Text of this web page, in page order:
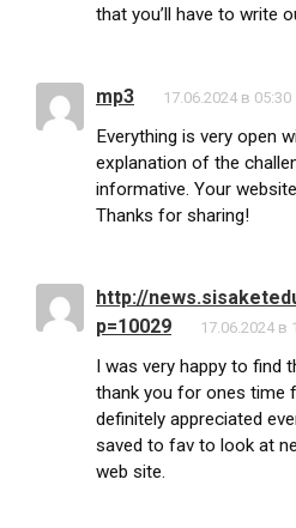
that you’ll have to write
mp3 17.06.2024 в 05:30
Everything is very open
explanation of the
informative. Your
Thanks for sharing!
http://
p=10029
17.06.2024 в
I was very happy to find
thank you for ones time
definitely appreciated
saved to fav to look at
web site.